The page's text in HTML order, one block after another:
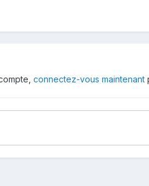
connectez-vous maintenant